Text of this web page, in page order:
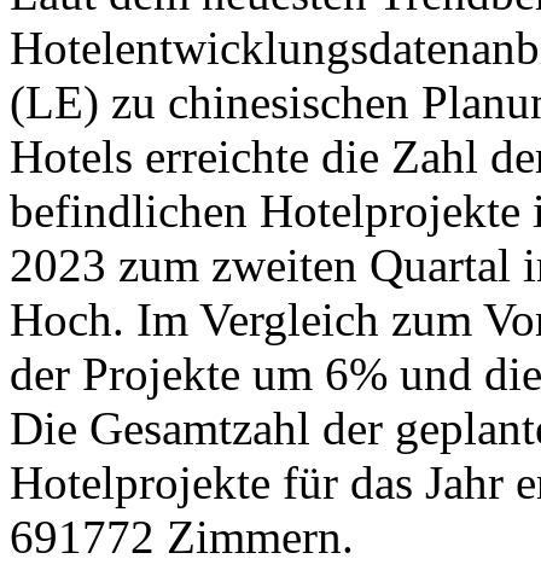
(LE) zu chinesischen
Hotels erreichte die Zahl
befindlichen Hotelprojekte
2023 zum zweiten Quartal
Hoch. Im Vergleich zum
der Projekte um 6% und
Die Gesamtzahl der
Hotelprojekte für das Jahr
691772 Zimmern.